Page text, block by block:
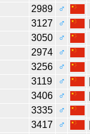
2989
♂
3127 ♂
3050
♂
2974
♂
3256
♂
3119 ♂
3406 ♂
3335
♂
3417 ♂